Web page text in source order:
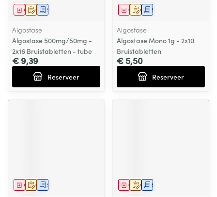
Op voorschrift
GeneesmiddelSchriftelijke aanvraag
Algostase
Algostase 500mg/50mg -
2x16 Bruistabletten - tube
€ 9,39
Reserveer
Op voorschrift
GeneesmiddelSchriftelijke aanvraag
Algostase
Algostase Mono 1g - 2x10
Bruistabletten
€ 5,50
Reserveer
Op voorschrift
GeneesmiddelSchriftelijke aanvraag Op voorschrift
GeneesmiddelSchriftelijke aanvraag